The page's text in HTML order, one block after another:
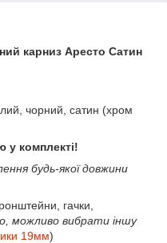
карниз Аресто Сатин
чорний, сатин (хром
у комплекті!
будь-якої довжини
гачки,
можливо вибрати іншу
19мм)